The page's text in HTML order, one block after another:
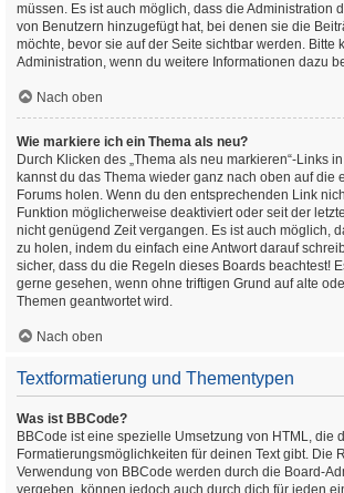
müssen. Es ist auch möglich, dass die Administration
von Benutzern hinzugefügt hat, bei denen sie die
möchte, bevor sie auf der Seite sichtbar werden. Bitte
Administration, wenn du weitere Informationen dazu
Nach oben
Wie markiere ich ein Thema als neu?
Durch Klicken des „Thema als neu markieren“-Links
kannst du das Thema wieder ganz nach oben auf die
Forums holen. Wenn du den entsprechenden Link
Funktion möglicherweise deaktiviert oder seit der
nicht genügend Zeit vergangen. Es ist auch möglich,
zu holen, indem du einfach eine Antwort darauf
sicher, dass du die Regeln dieses Boards beachtest!
gerne gesehen, wenn ohne triftigen Grund auf alte
Themen geantwortet wird.
Nach oben
Textformatierung und Thementypen
Was ist BBCode?
BBCode ist eine spezielle Umsetzung von HTML, die
Formatierungsmöglichkeiten für deinen Text gibt. Die
Verwendung von BBCode werden durch die Board-
vergeben, können jedoch auch durch dich für jeden